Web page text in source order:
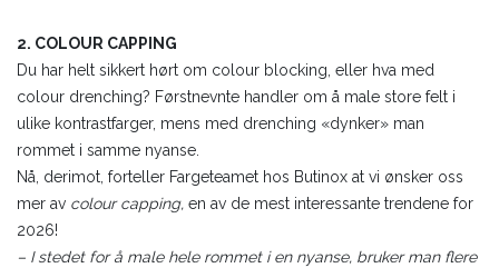
2. COLOUR CAPPING
Du har helt sikkert hørt om colour blocking, eller hva med
colour drenching? Førstnevnte handler om å male store felt i
ulike kontrastfarger, mens med drenching «dynker» man
rommet i samme nyanse.
Nå, derimot, forteller Fargeteamet hos Butinox at vi ønsker oss
mer av colour capping, en av de mest interessante trendene for
2026!
– I stedet for å male hele rommet i en nyanse, bruker man flere